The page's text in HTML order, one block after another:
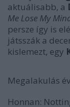
aktuálisabb, a
Me Lose My
persze így is
játsszák a
kislemezt, egy
Megalakulás
Honnan: